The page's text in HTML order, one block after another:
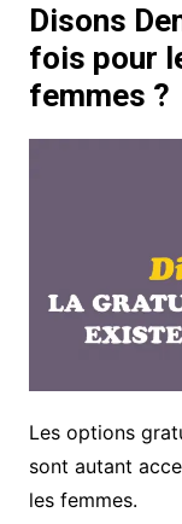
Disons
fois pour
femmes ?
Les options
sont autant
les femmes.